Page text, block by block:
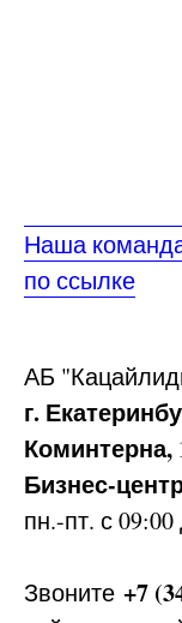
Наша
по ссылке
АБ
г.
Коминтерна,
Бизнес-
пн.-пт. с
Звоните +7